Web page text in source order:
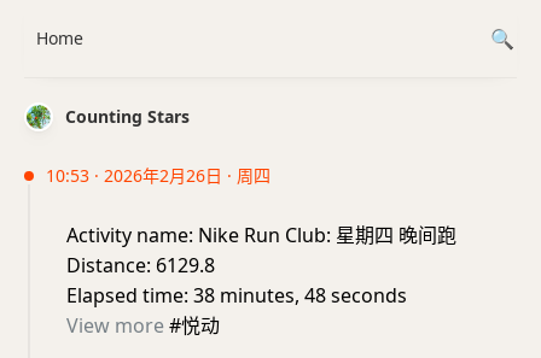
Counting Stars
10:53 · 2026年2月26日 · 周四
Activity name: Nike Run Club: 星期四 晚间跑
Distance: 6129.8
Elapsed time: 38 minutes, 48 seconds
View more#悦动
Home